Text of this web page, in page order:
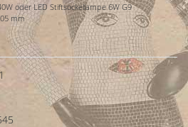
oder LED Stiftsockellampe 6W G9
mm